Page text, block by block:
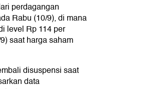
perdagangan
Rabu (10/9), di mana
level Rp 114 per
saat harga saham
disuspensi saat
data